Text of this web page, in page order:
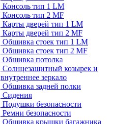
Консоль тип 1 LM
Консоль тип 2 MF
Карты дверей тип 1 LM
Карты дверей тип 2 MF
Обшивка стоек тип 1 LM
Обшивка стоек тип 2 MF
Обшивка потолка
Солнцезащитный козырек и
внутреннее зеркало
Обшивка задней полки
Сидения
Подушки безопасности
Ремни безопасности
Обшивка крышки багажника